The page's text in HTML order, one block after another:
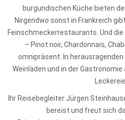
burgundischen Küche bieten
Nirgendwo sonst in Frankreich
Feinschmeckerrestaurants. Und
– Pinot noir, Chardonnais,
omnipräsent: In
Weinläden und in der
Ihr Reisebegleiter Jürgen
bereist und freut sich